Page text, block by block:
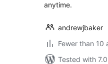
anytime.
andrewjbaker
Fewer than 10
Tested with